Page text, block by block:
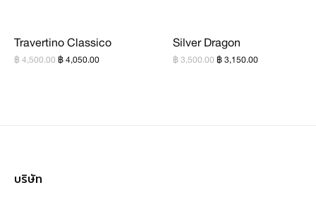
Travertino Classico
฿ 4,500.00 ฿ 4,050.00
Silver Dragon
฿ 3,500.00 ฿ 3,150.00
บริษัท